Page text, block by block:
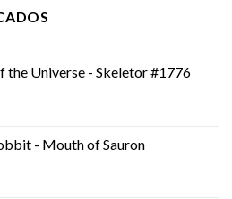
es:
$6,990.
the Universe - Skeletor #1776
- Mouth of Sauron